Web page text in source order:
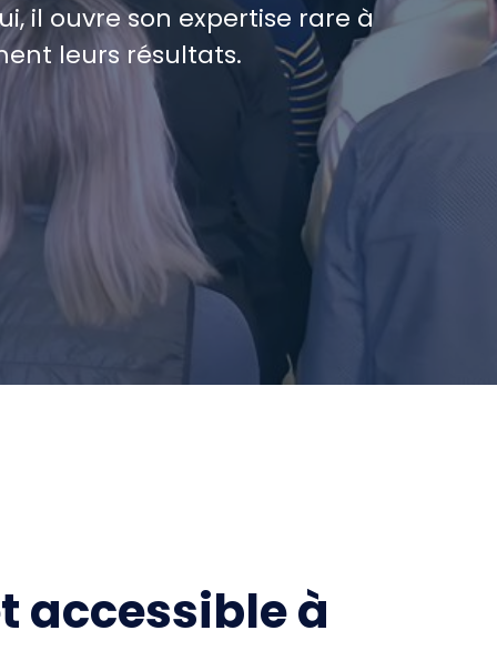
il ouvre son expertise rare à
leurs résultats.
accessible à